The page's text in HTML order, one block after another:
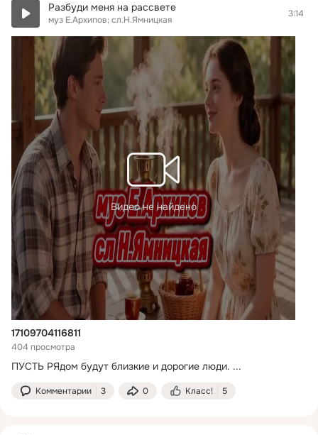
Разбуди меня на рассвете
муз Е.Архипов; сл.Н.Ямницкая
3:14
Видео не найдено
17109704116811
404 просмотра
ПУСТЬ РЯдом будут близкие и дорогие люди. ...
Комментарии 3 0 Класс! 5